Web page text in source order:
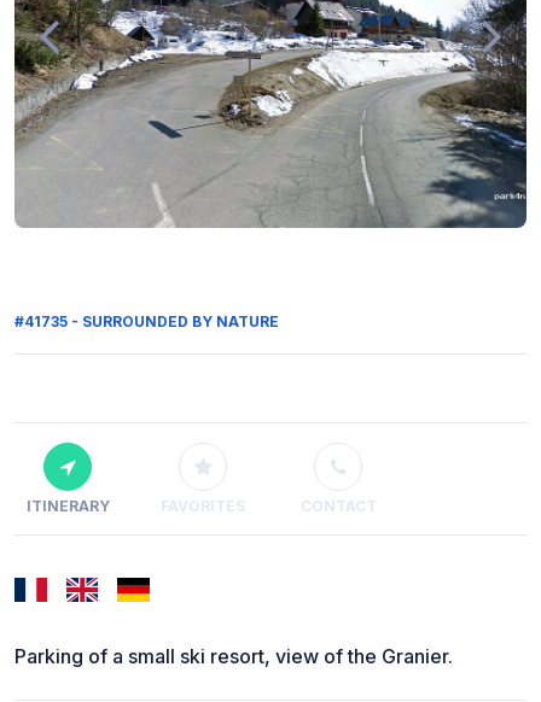
#41735 - SURROUNDED BY NATURE
ITINERARY FAVORITES CONTACT
Parking of a small ski resort, view of the Granier.